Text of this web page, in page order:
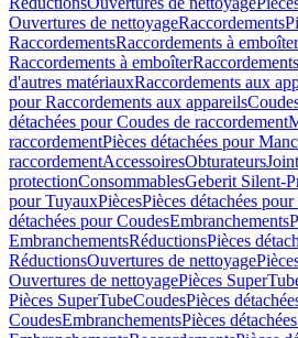
Ouvertures de nettoyageRaccordements
RaccordementsRaccordements à emboîter
Raccordements à emboîter
d'autres matériauxRaccordements aux
pour Raccordements aux appareils
détachées pour Coudes de raccordement
raccordementPièces détachées pour
raccordementAccessoiresObturateurs
protectionConsommablesGeberit Silent-
pour TuyauxPiècesPièces détachées pour
détachées pour CoudesEmbranchements
EmbranchementsRéductionsPièces
RéductionsOuvertures de nettoyage
Ouvertures de nettoyagePièces
Pièces SuperTubeCoudesPièces
CoudesEmbranchementsPièces